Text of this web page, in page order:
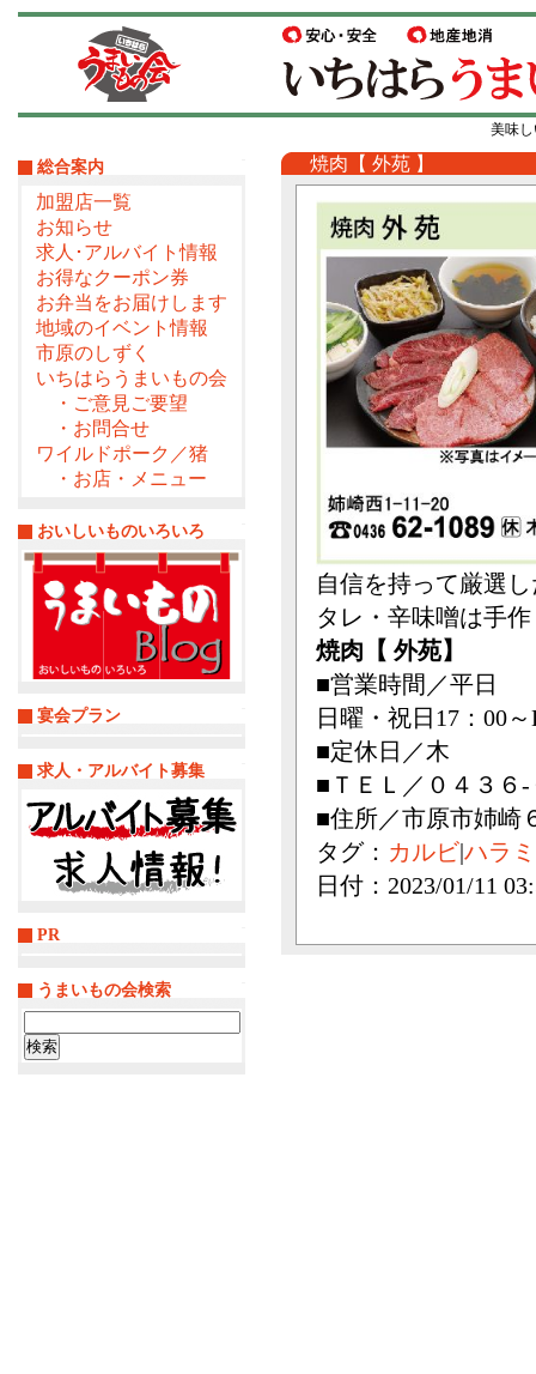
美味
焼肉【 外苑 】
自信を持って厳選
タレ・辛味噌は手
焼肉【 外苑】
■営業時間／平
日曜・祝日17：00
■定休日／木
■ＴＥＬ／０４３６
■住所／市原市姉崎
タグ： カルビ|ハラミ
日付：2023/01/11
総合案内
加盟店一覧
お知らせ
求人･アルバイト情報
お得なクーポン券
お弁当をお届けします
地域のイベント情報
市原のしずく
いちはらうまいもの会
・ご意見ご要望
・お問合せ
ワイルドポーク／猪
・お店・メニュー
おいしいものいろいろ
宴会プラン
求人・アルバイト募集
PR
うまいもの会検索
索: